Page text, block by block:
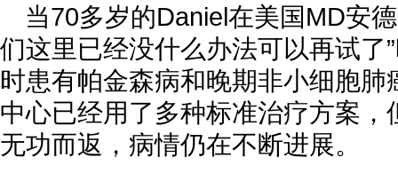
当70多岁的Daniel在美国MD安
们这里已经没什么办法可以再试了
时患有帕金森病和晚期非小细胞
中心已经用了多种标准治疗方案
无功而返，病情仍在不断进展。